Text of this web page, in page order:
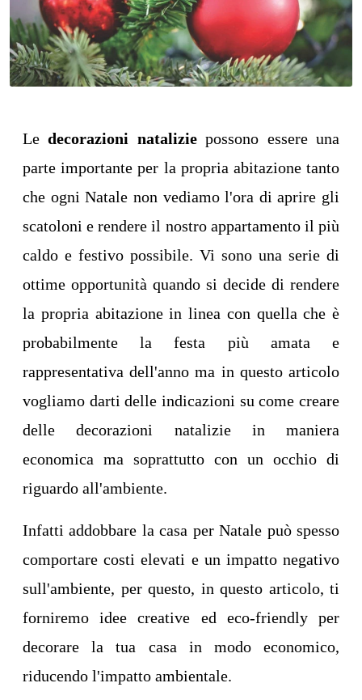
Ledecorazioni nataliziepossono essere una
parte importante per la propria abitazione tanto
che ogni Natale non vediamo l'ora di aprire gli
scatoloni e rendere il nostro appartamento il più
caldo e festivo possibile. Vi sono una serie di
ottime opportunità quando si decide di rendere
la propria abitazione in linea con quella che è
probabilmente la festa più amata e
rappresentativa dell'anno ma in questo articolo
vogliamo darti delle indicazioni su come creare
delle decorazioni natalizie in maniera
economica ma soprattutto con un occhio di
riguardo all'ambiente.
Infatti addobbare la casa per Natale può spesso
comportare costi elevati e un impatto negativo
sull'ambiente, per questo, in questo articolo, ti
forniremo idee creative ed eco-friendly per
decorare la tua casa in modo economico,
riducendo l'impatto ambientale.